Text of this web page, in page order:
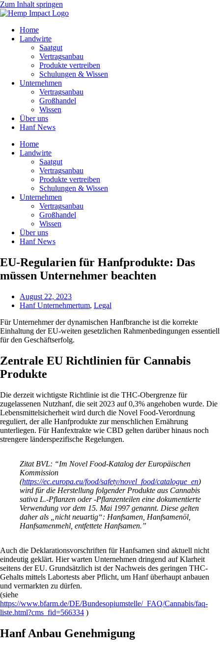
Zum Inhalt springen
Home
Landwirte
Saatgut
Vertragsanbau
Produkte vertreiben
Schulungen & Wissen
Unternehmen
Vertragsanbau
Großhandel
Wissen
Über uns
Hanf News
Home
Landwirte
Saatgut
Vertragsanbau
Produkte vertreiben
Schulungen & Wissen
Unternehmen
Vertragsanbau
Großhandel
Wissen
Über uns
Hanf News
EU-Regularien für Hanfprodukte: Das
müssen Unternehmer beachten
August 22, 2023
Hanf Unternehmertum, Legal
Für Unternehmer der dynamischen Hanfbranche ist die korrekte
Einhaltung der EU-weiten gesetzlichen Rahmenbedingungen essentiell
für den Geschäftserfolg.
Zentrale EU Richtlinien für Cannabis
Produkte
Die derzeit wichtigste Richtlinie ist die THC-Obergrenze für
zugelassenen Nutzhanf, die seit 2023 auf 0,3% angehoben wurde. Die
Lebensmittelsicherheit wird durch die Novel Food-Verordnung
reguliert, der alle Hanfprodukte zur menschlichen Ernährung
unterliegen. Für Hanfextrakte wie CBD gelten darüber hinaus noch
strengere länderspezifische Regelungen.
Zitat BVL: “Im Novel Food-Katalog der Europäischen
Kommission
(https://ec.europa.eu/food/safety/novel_food/catalogue_en)
wird für die Herstellung folgender Produkte aus Cannabis
sativa L.-Pflanzen oder -Pflanzenteilen eine dokumentierte
Verwendung vor dem 15. Mai 1997 genannt. Diese gelten
daher als „nicht neuartig“: Hanfsamen, Hanfsamenöl,
Hanfsamenmehl, entfettete Hanfsamen.”
Auch die Deklarationsvorschriften für Hanfsamen sind aktuell nicht
eindeutig geklärt. Hier warten Unternehmen dringend auf Klarheit
seitens der EU. Grundsätzlich ist der Nachweis des geringen THC-
Gehalts mittels Labortests aber Pflicht, um Hanf überhaupt anbauen
und vermarkten zu dürfen.
(siehe
https://www.bfarm.de/DE/Bundesopiumstelle/_FAQ/Cannabis/faq-
liste.html?cms_fid=566334 )
Hanf Anbau Genehmigung